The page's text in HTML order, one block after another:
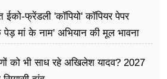
ईको-फ्रेंडली 'कॉपियो' कॉपियर पेपर
पेड़ मां के नाम' अभियान की मूल भावना
को भी साध रहे अखिलेश यादव? 2027